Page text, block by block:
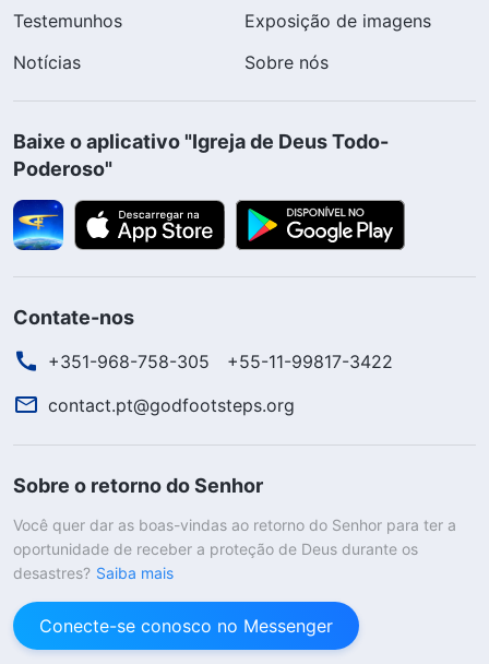
Testemunhos
Exposição de imagens
Notícias
Sobre nós
Baixe o aplicativo "Igreja de Deus Todo-
Poderoso"
Contate-nos
+351-968-758-305
+55-11-99817-3422
contact.pt@godfootsteps.org
Sobre o retorno do Senhor
Você quer dar as boas-vindas ao retorno do Senhor para ter a
oportunidade de receber a proteção de Deus durante os
desastres? Saiba mais
Conecte-se conosco no Messenger